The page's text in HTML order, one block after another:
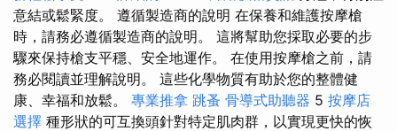
意結或鬆緊度。 遵循製造商的說明 在保養和維護按摩槍
時，請務必遵循製造商的說明。 這將幫助您採取必要的步
驟來保持槍支平穩、安全地運作。 在使用按摩槍之前，請
務必閱讀並理解說明。 這些化學物質有助於您的整體健
康、幸福和放鬆。 專業推拿 跳蚤 骨導式助聽器 5 按摩店
選擇 種形狀的可互換頭針對特定肌肉群，以實現更快的恢